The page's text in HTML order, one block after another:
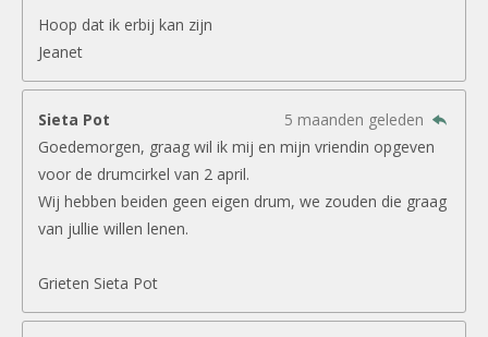
Hoop dat ik erbij kan zijn
Jeanet
Sieta Pot
5 maanden geleden
Goedemorgen, graag wil ik mij en mijn vriendin opgeven
voor de drumcirkel van 2 april.
Wij hebben beiden geen eigen drum, we zouden die graag
van jullie willen lenen.
Grieten Sieta Pot